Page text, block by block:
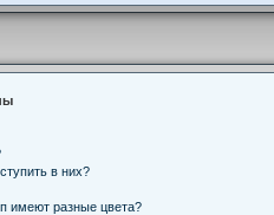
в них?
имеют разные цвета?